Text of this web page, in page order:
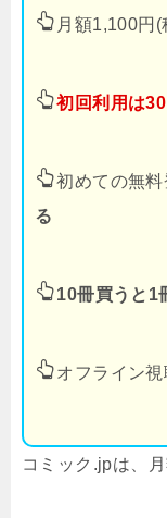
月額1,100円(
初回利用は30
初めての無
る
10冊買うと1
オフライン視
コミック.jpは、